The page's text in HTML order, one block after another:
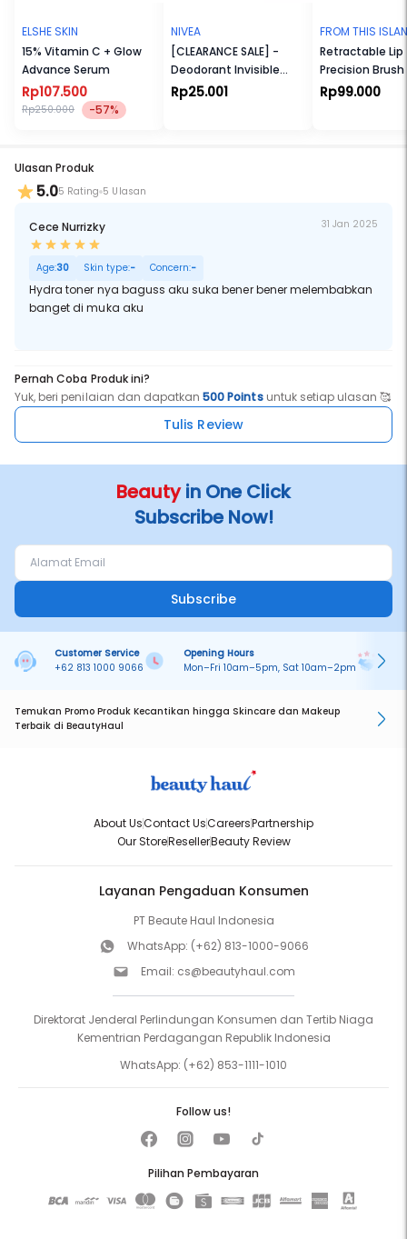
ELSHE SKIN
15% Vitamin C + Glow
Advance Serum
Rp107.500
Rp250.000 -57%
NIVEA
[CLEARANCE SALE] -
Deodorant Invisible
Black & White Roll-On
Rp25.001
FROM THIS
Retractable Lip
Precision Brush
Rp99.000
Ulasan Produk
5.05 Rating 5 Ulasan
Cece Nurrizky 31 Jan 2025
Age:30 Skin type:- Concern:-
Hydra toner nya baguss aku suka bener bener melembabkan
banget di muka aku
Pernah Coba Produk ini?
Yuk, beri penilaian dan dapatkan500 Pointsuntuk setiap ulasan 🥰
Tulis Review
Beautyin One Click
Subscribe Now!
Subscribe
Customer Service
+62 813 1000 9066
Opening Hours
Mon–Fri 10am–5pm, Sat 10am–2pm
Temukan Promo Produk Kecantikan hingga Skincare dan Makeup
Terbaik di BeautyHaul
About UsContact UsCareersPartnership
Our StoreResellerBeauty Review
Layanan Pengaduan Konsumen
PT Beaute Haul Indonesia
WhatsApp: (+62) 813-1000-9066
Email: cs@beautyhaul.com
Direktorat Jenderal Perlindungan Konsumen dan Tertib Niaga
Kementrian Perdagangan Republik Indonesia
WhatsApp: (+62) 853-1111-1010
Pilihan Pembayaran
Follow us!